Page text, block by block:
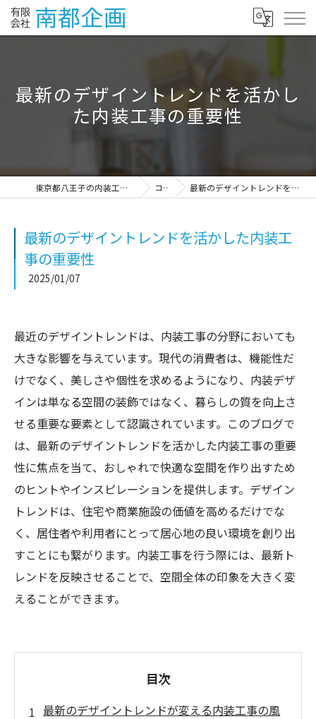
最新のデザイントレンドを活かし
た内装工事の重要性
東京都八王子の内装工事なら有限会社南都企画 コラム 最新のデザイントレンドを活かした内装工事の重要性
最新のデザイントレンドを活かした内装工
事の重要性
2025/01/07
最近のデザイントレンドは、内装工事の分野においても
大きな影響を与えています。現代の消費者は、機能性だ
けでなく、美しさや個性を求めるようになり、内装デザ
インは単なる空間の装飾ではなく、暮らしの質を向上さ
せる重要な要素として認識されています。このブログで
は、最新のデザイントレンドを活かした内装工事の重要
性に焦点を当て、おしゃれで快適な空間を作り出すため
のヒントやインスピレーションを提供します。デザイン
トレンドは、住宅や商業施設の価値を高めるだけでな
く、居住者や利用者にとって居心地の良い環境を創り出
すことにも繋がります。内装工事を行う際には、最新ト
レンドを反映させることで、空間全体の印象を大きく変
えることができます。
目次
最新のデザイントレンドが変える内装工事の風